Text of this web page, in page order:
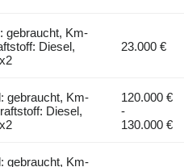
gebraucht, Km-
Diesel,
23.000 €
gebraucht, Km-
Diesel,
120.000 €
-
130.000 €
gebraucht, Km-